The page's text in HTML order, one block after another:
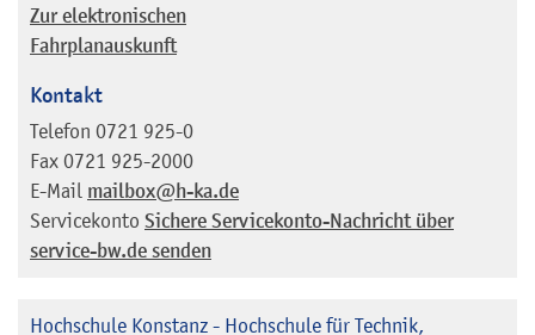
Zur elektronischen
Fahrplanauskunft
Kontakt
Telefon 0721 925-0
Fax 0721 925-2000
E-Mail mailbox@h-ka.de
Servicekonto Sichere Servicekonto-Nachricht über
service-bw.de senden
Hochschule Konstanz - Hochschule für Technik,